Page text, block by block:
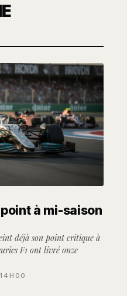
à mi-saison
déjà son point critique à
F1 ont livré onze